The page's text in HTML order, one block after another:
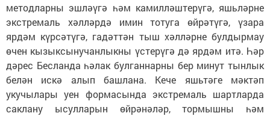
методларны эшләүгә һәм камилләштерүгә, яшьләрне
экстремаль хәлләрдә имин тотуга өйрәтүгә, үзара
ярдәм күрсәтүгә, гадәттән тыш хәлләрне булдырмау
өчен кызыксынучанлыкны үстерүгә дә ярдәм итә. Һәр
дәрес Бесланда һәлак булганнарны бер минут тынлык
белән искә алып башлана. Кече яшьтәге мәктәп
укучылары уен формасында экстремаль шартларда
саклану ысулларын өйрәнәләр, тормышны һәм